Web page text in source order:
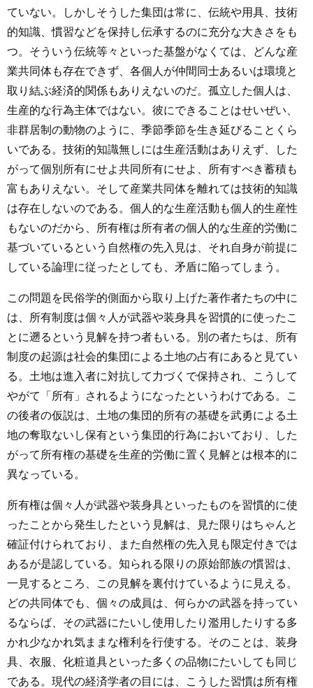
ていない。しかしそうした集団は常に、伝統や用具、技術
的知識、慣習などを保持し伝承するのに充分な大きさをも
つ。そういう伝統等々といった基盤がなくては、どんな産
業共同体も存在できず、各個人が仲間同士あるいは環境と
取り結ぶ経済的関係もありえないのだ。孤立した個人は、
生産的な行為主体ではない。彼にできることはせいぜい、
非群居制の動物のように、季節季節を生き延びることくら
いである。技術的知識無しには生産活動はありえず、した
がって個別所有にせよ共同所有にせよ、所有すべき蓄積も
富もありえない。そして産業共同体を離れては技術的知識
は存在しないのである。個人的な生産活動も個人的生産性
もないのだから、所有権は所有者の個人的な生産的労働に
基づいているという自然権の先入見は、それ自身が前提に
している論理に従ったとしても、矛盾に陥ってしまう。
この問題を民俗学的側面から取り上げた著作者たちの中に
は、所有制度は個々人が武器や装身具を習慣的に使ったこ
とに遡るという見解を持つ者もいる。別の者たちは、所有
制度の起源は社会的集団による土地の占有にあると見てい
る。土地は進入者に対抗して力づくで保持され、こうして
やがて「所有」されるようになったというわけである。こ
の後者の仮説は、土地の集団的所有の基礎を武勇による土
地の奪取ないし保有という集団的行為においており、した
がって所有権の基礎を生産的労働に置く見解とは根本的に
異なっている。
所有権は個々人が武器や装身具といったものを習慣的に使
ったことから発生したという見解は、見た限りはちゃんと
確証付けられており、また自然権の先入見も限定付きでは
あるが是認している。知られる限りの原始部族の慣習は、
一見するところ、この見解を裏付けているように見える。
どの共同体でも、個々の成員は、何らかの武器を持ってい
るならば、その武器にたいし使用したり濫用したりする多
かれ少なかれ気ままな権利を行使する。そのことは、装身
具、衣服、化粧道具といった多くの品物にたいしても同じ
である。現代の経済学者の目には、こうした習慣は所有権